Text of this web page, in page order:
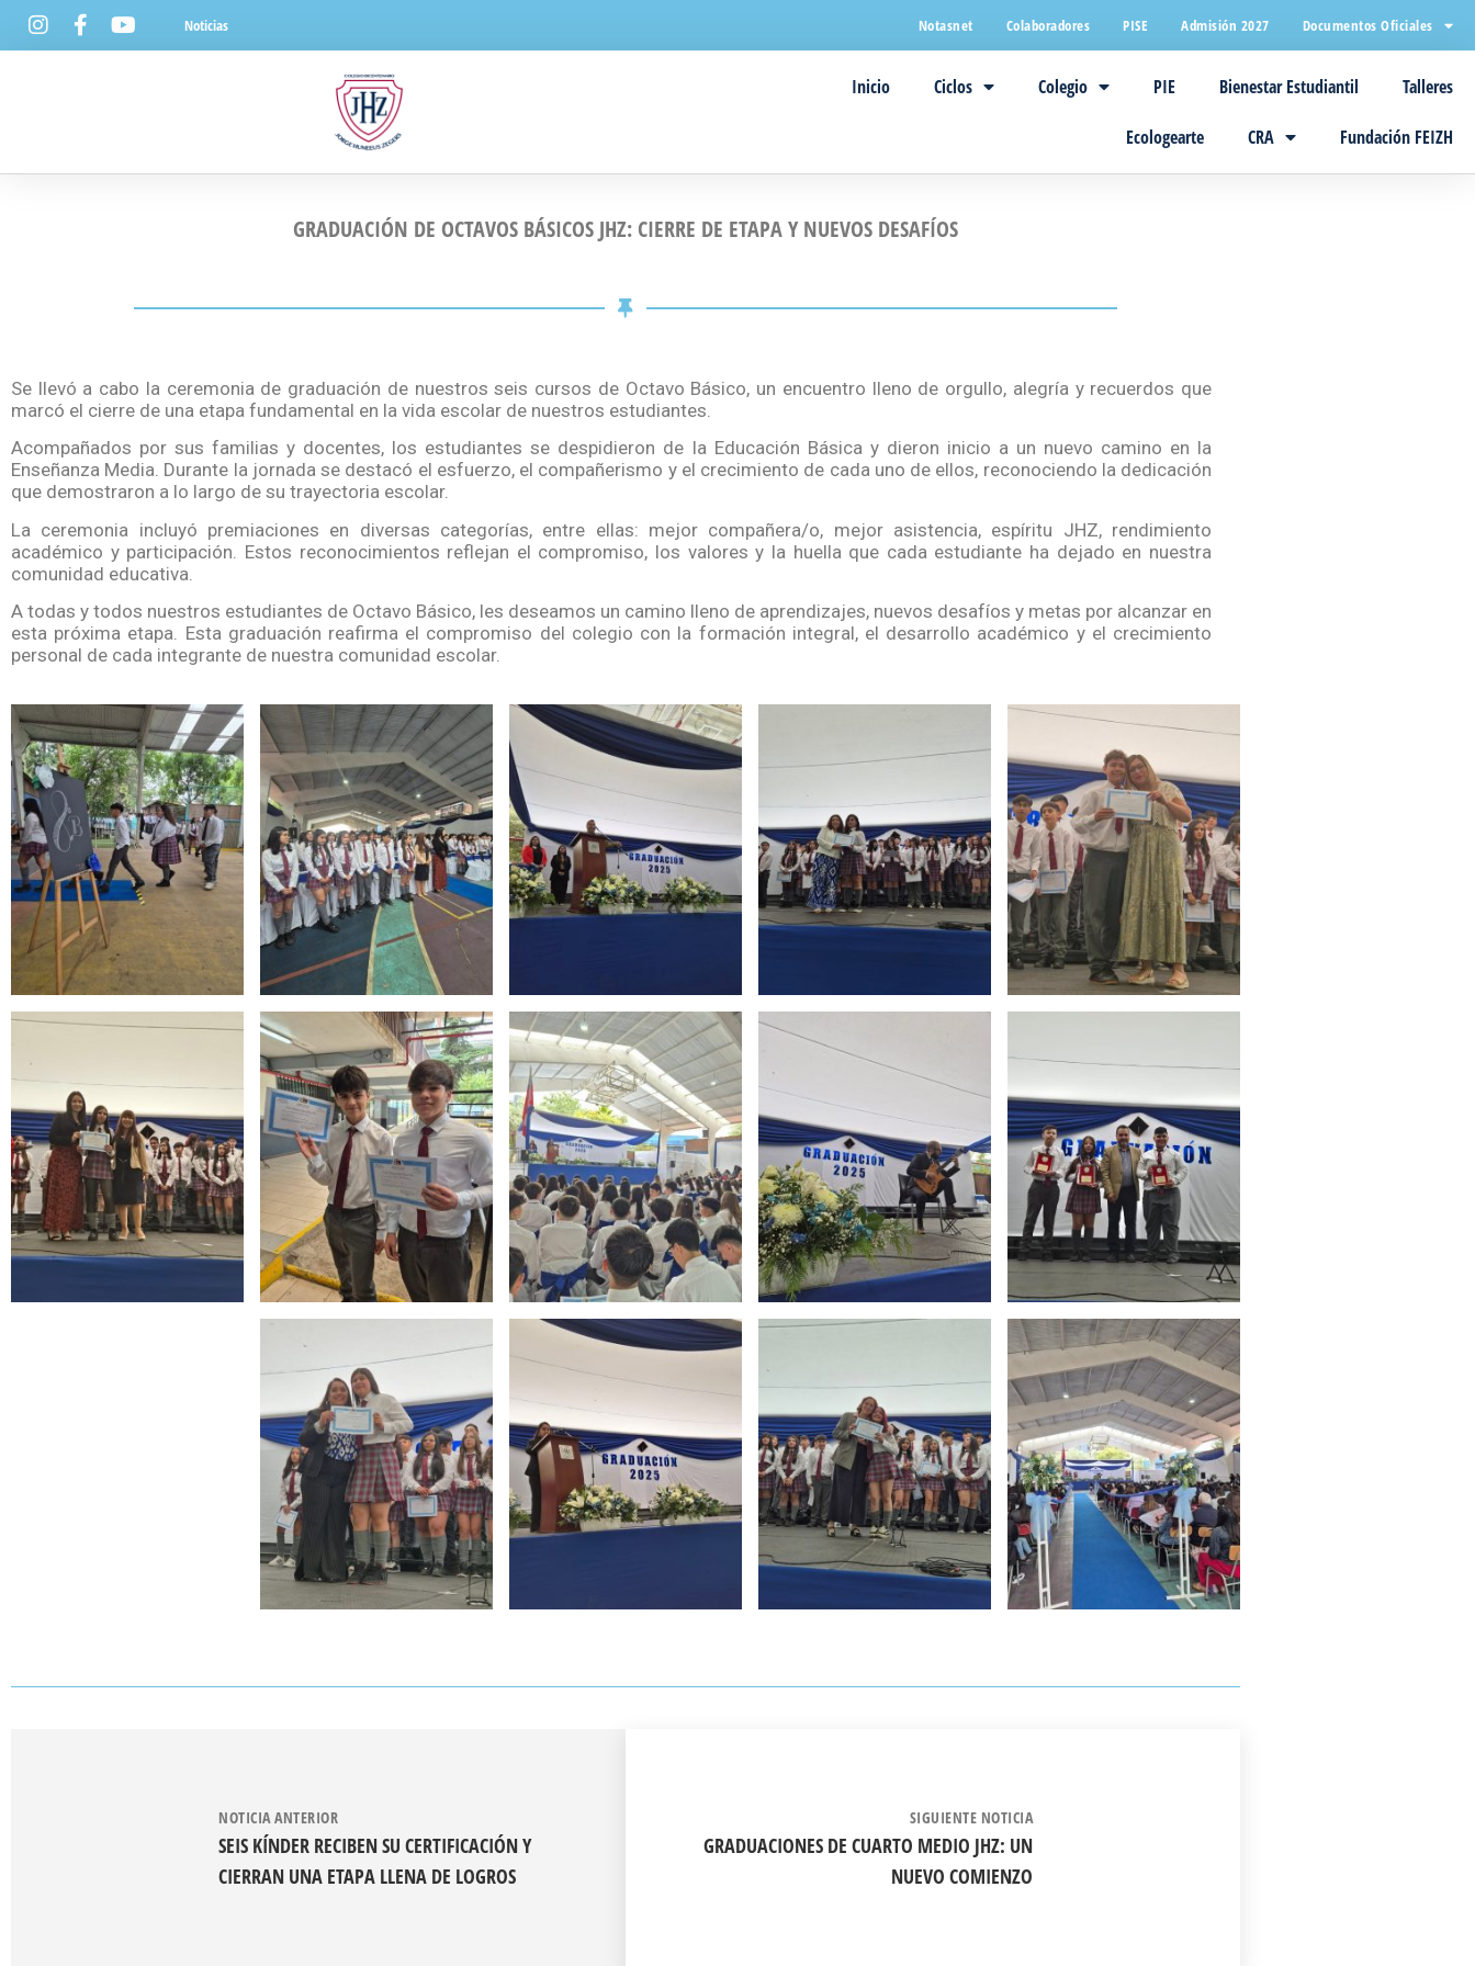
Noticias Notasnet Colaboradores PISE Admisión 2027 Documentos Oficiales
Inicio Ciclos Colegio PIE Bienestar Estudiantil Talleres
Ecologearte CRA Fundación FEIZH
GRADUACIÓN DE OCTAVOS BÁSICOS JHZ: CIERRE DE ETAPA Y NUEVOS DESAFÍOS
Se llevó a cabo la ceremonia de graduación de nuestros seis cursos de Octavo Básico, un encuentro lleno de orgullo, alegría y recuerdos que
marcó el cierre de una etapa fundamental en la vida escolar de nuestros estudiantes.
Acompañados por sus familias y docentes, los estudiantes se despidieron de la Educación Básica y dieron inicio a un nuevo camino en la
Enseñanza Media. Durante la jornada se destacó el esfuerzo, el compañerismo y el crecimiento de cada uno de ellos, reconociendo la dedicación
que demostraron a lo largo de su trayectoria escolar.
La ceremonia incluyó premiaciones en diversas categorías, entre ellas: mejor compañera/o, mejor asistencia, espíritu JHZ, rendimiento
académico y participación. Estos reconocimientos reflejan el compromiso, los valores y la huella que cada estudiante ha dejado en nuestra
comunidad educativa.
A todas y todos nuestros estudiantes de Octavo Básico, les deseamos un camino lleno de aprendizajes, nuevos desafíos y metas por alcanzar en
esta próxima etapa. Esta graduación reafirma el compromiso del colegio con la formación integral, el desarrollo académico y el crecimiento
personal de cada integrante de nuestra comunidad escolar.
NOTICIA ANTERIOR
SEIS KÍNDER RECIBEN SU CERTIFICACIÓN Y
CIERRAN UNA ETAPA LLENA DE LOGROS
SIGUIENTE NOTICIA
GRADUACIONES DE CUARTO MEDIO JHZ: UN
NUEVO COMIENZO